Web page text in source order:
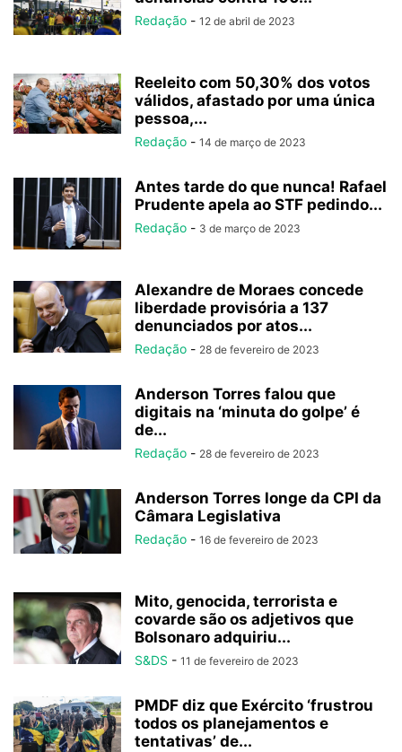
Redação - 12 de abril de 2023
Reeleito com 50,30% dos votos
válidos, afastado por uma única
pessoa,...
Redação - 14 de março de 2023
Antes tarde do que nunca! Rafael
Prudente apela ao STF pedindo...
Redação - 3 de março de 2023
Alexandre de Moraes concede
liberdade provisória a 137
denunciados por atos...
Redação - 28 de fevereiro de 2023
Anderson Torres falou que
digitais na ‘minuta do golpe’ é
de...
Redação - 28 de fevereiro de 2023
Anderson Torres longe da CPI da
Câmara Legislativa
Redação - 16 de fevereiro de 2023
Mito, genocida, terrorista e
covarde são os adjetivos que
Bolsonaro adquiriu...
S&DS - 11 de fevereiro de 2023
PMDF diz que Exército ‘frustrou
todos os planejamentos e
tentativas’ de...